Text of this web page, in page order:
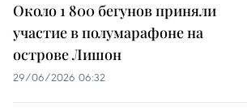
Около 1 800 бегунов приняли
участие в полумарафоне на
острове Лишон
29/06/2026 06:32